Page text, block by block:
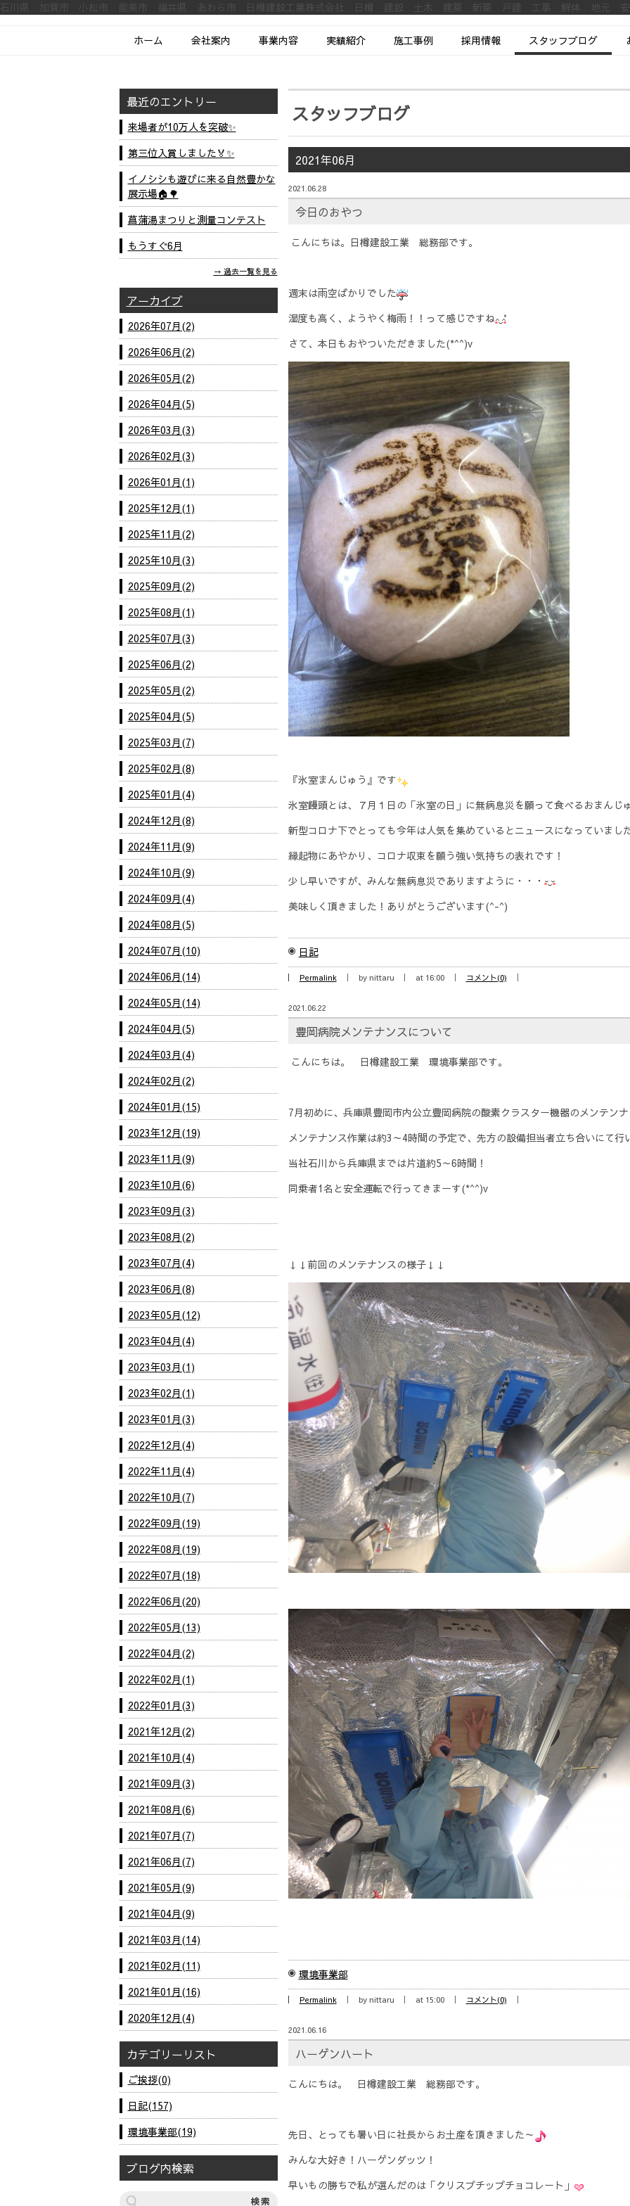
石川県 加賀市 小松市 能美市 福井県 あわら市 日樽建設工業株式会社 日樽 建設 土木 建築 新築 戸建 工事 解体 地元
ホーム 会社案内 事業内容 実績紹介 施工事例 採用情報 スタッフブログ
スタッフブログ
2021年06月
2021.06.28
今日のおやつ
こんにちは。日樽建設工業 総務部です。
週末は雨空ばかりでした
湿度も高く、ようやく梅雨！！って感じですね
さて、本日もおやついただきました(*^^)v
『氷室まんじゅう』です
氷室饅頭とは、７月１日の「氷室の日」に無病息災を願って食べるおまんじ
新型コロナ下でとっても今年は人気を集めているとニュースになっていまし
縁起物にあやかり、コロナ収束を願う強い気持ちの表れです！
少し早いですが、みんな無病息災でありますように・・・
美味しく頂きました！ありがとうございます(^-^)
日記
Permalink by nittaru at 16:00 コメント(0)
2021.06.22
豊岡病院メンテナンスについて
こんにちは。 日樽建設工業 環境事業部です。
7月初めに、兵庫県豊岡市内公立豊岡病院の酸素クラスター機器のメンテンナ
メンテナンス作業は約3～4時間の予定で、先方の設備担当者立ち合いにて行
当社石川から兵庫県までは片道約5～6時間！
同乗者1名と安全運転で行ってきまーす(*^^)v
↓↓前回のメンテナンスの様子↓↓
環境事業部
Permalink by nittaru at 15:00 コメント(0)
2021.06.16
ハーゲンハート
こんにちは。 日樽建設工業 総務部です。
先日、とっても暑い日に社長からお土産を頂きました～
みんな大好き！ハーゲンダッツ！
早いもの勝ちで私が選んだのは「クリスプチップチョコレート」
最近のエントリー
来場者が10万人を突破✨
第三位入賞しました🏅✨
イノシシも遊びに来る自然豊かな
展示場🏠🌳
菖蒲湯まつりと測量コンテスト
もうすぐ6月
過去一覧を見る
アーカイブ
2026年07月(2)
2026年06月(2)
2026年05月(2)
2026年04月(5)
2026年03月(3)
2026年02月(3)
2026年01月(1)
2025年12月(1)
2025年11月(2)
2025年10月(3)
2025年09月(2)
2025年08月(1)
2025年07月(3)
2025年06月(2)
2025年05月(2)
2025年04月(5)
2025年03月(7)
2025年02月(8)
2025年01月(4)
2024年12月(8)
2024年11月(9)
2024年10月(9)
2024年09月(4)
2024年08月(5)
2024年07月(10)
2024年06月(14)
2024年05月(14)
2024年04月(5)
2024年03月(4)
2024年02月(2)
2024年01月(15)
2023年12月(19)
2023年11月(9)
2023年10月(6)
2023年09月(3)
2023年08月(2)
2023年07月(4)
2023年06月(8)
2023年05月(12)
2023年04月(4)
2023年03月(1)
2023年02月(1)
2023年01月(3)
2022年12月(4)
2022年11月(4)
2022年10月(7)
2022年09月(19)
2022年08月(19)
2022年07月(18)
2022年06月(20)
2022年05月(13)
2022年04月(2)
2022年02月(1)
2022年01月(3)
2021年12月(2)
2021年10月(4)
2021年09月(3)
2021年08月(6)
2021年07月(7)
2021年06月(7)
2021年05月(9)
2021年04月(9)
2021年03月(14)
2021年02月(11)
2021年01月(16)
2020年12月(4)
カテゴリーリスト
ご挨拶(0)
日記(157)
環境事業部(19)
ブログ内検索